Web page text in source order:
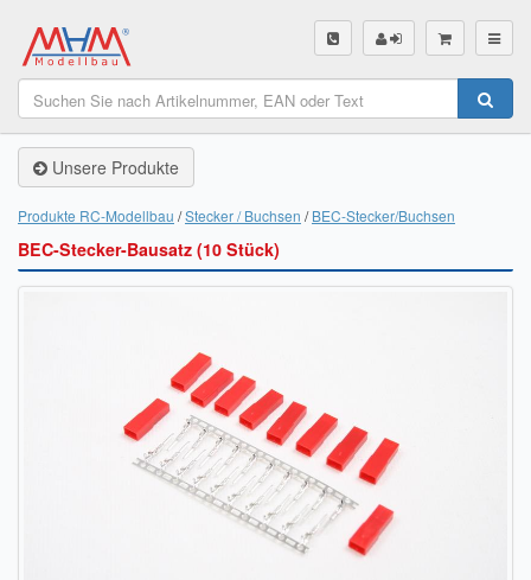
SHOP
Unsere Produkte
Servo Finder
Schiffsschrauben Finder
Räder Finder
Luftschrauben Finder
Sendungsverfolgung DHL
Sendungsverfolgung DPD
Unsere Produkte
Produkte RC-Modellbau Stecker / Buchsen BEC-Stecker/Buchsen
BEC-Stecker-Bausatz (10 Stück)